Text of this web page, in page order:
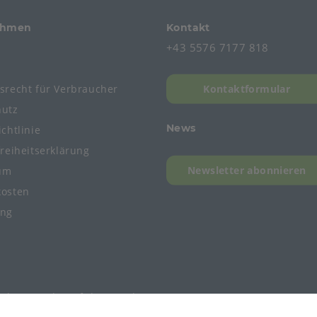
für Verbraucher
Kontakt
+43 5576 7177 818
Kontaktformular
News
Newsletter abonnieren
Member of the Bunzl Group